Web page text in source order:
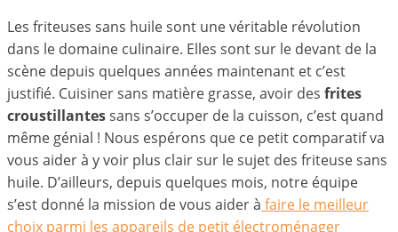
Les friteuses sans huile sont une véritable révolution
dans le domaine culinaire. Elles sont sur le devant de la
scène depuis quelques années maintenant et c’est
justifié. Cuisiner sans matière grasse, avoir des frites
croustillantessans s’occuper de la cuisson, c’est quand
même génial ! Nous espérons que ce petit comparatif va
vous aider à y voir plus clair sur le sujet des friteuse sans
huile. D’ailleurs, depuis quelques mois, notre équipe
s’est donné la mission de vous aider à faire le meilleur
choix parmi les appareils de petit électroménager